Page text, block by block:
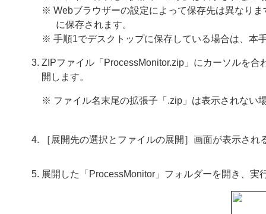
※ Webブラウザーの設定によって保存先は異なり
に保存されます。
※ 手順1でデスクトップに保存している場合は、本
ZIPファイル「ProcessMonitor.zip」にカーソルを
開します。
※ ファイル名末尾の拡張子「.zip」は表示されない
［展開先の選択とファイルの展開］画面が表示さ
展開した「ProcessMonitor」フォルダーを開き、